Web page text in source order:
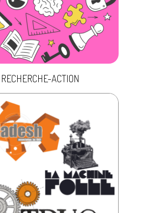
RECHERCHE-ACTION